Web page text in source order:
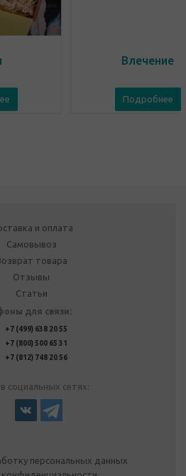
Влечение
Подробнее
и оплата
Самовывоз
товара
Отзывы
Статьи
для связи:
+7 (499) 638 20 55
+7 (800) 500 65 31
+7 (812) 748 20 56
социальных сетях:
персональных данных